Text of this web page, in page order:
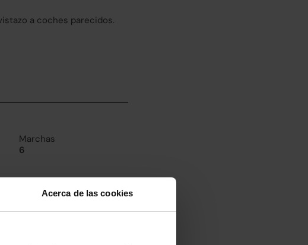
Acerca de las cookies
a coches parecidos.
Marchas
6